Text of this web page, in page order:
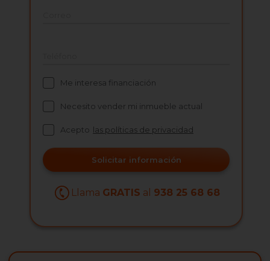
Me interesa financiación
Necesito vender mi inmueble actual
Acepto las políticas de privacidad
Solicitar información
Llama GRATIS al 938 25 68 68